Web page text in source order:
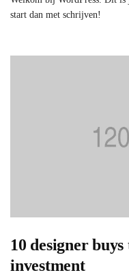
start dan met schrijven!
10 designer
investment